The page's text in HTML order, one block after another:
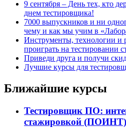
9 сентября – День тех, кто
днем тестировщика!
7000 выпускников и ни
чему и как мы учим в
Инструменты, технологии и
проиграть на тестировании
Приведи друга и получи
Лучшие курсы для
Ближайшие курсы
Тестировщик ПО:
стажировкой (ПОИНТ)